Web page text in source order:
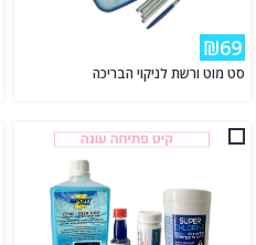
₪69
סט מוט ורשת לניקוי הבריכה